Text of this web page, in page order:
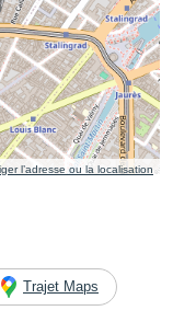
l’adresse ou la localisation
Trajet Maps